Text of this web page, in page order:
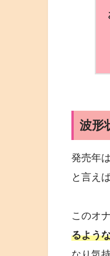
波形
発売年
と言え
このオ
るよう